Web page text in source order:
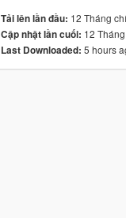
Tải lên lần đầu: 12 Tháng
Cập nhật lần cuối: 12
Last Downloaded: 5 hours